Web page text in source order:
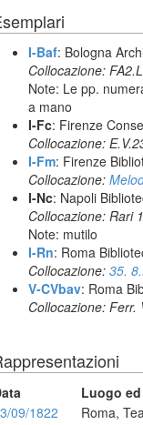
I-Baf: Bologna
Collocazione:
Note: Le pp.
a mano
I-Fc: Firenze
Collocazione:
I-Fm: Firenze
Collocazione:
I-Nc: Napoli
Collocazione: Rari
Note: mutilo
I-Rn: Roma
Collocazione: 35.
V-CVbav: Roma
Collocazione: Ferr.
Luogo
09/1822
Roma,